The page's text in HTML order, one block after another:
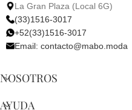
La Gran Plaza (Local 6G)
(33)1516-3017
+52(33)1516-3017
Email: contacto@mabo.moda
NOSOTROS
AYUDA